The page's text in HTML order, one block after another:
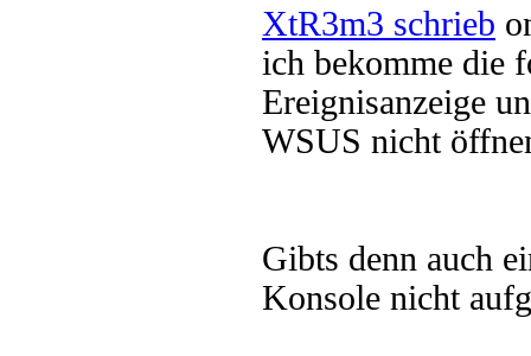
XtR3m3 schrieb
ich bekomme die
Ereignisanzeige
WSUS nicht
Gibts denn auch
Konsole nicht